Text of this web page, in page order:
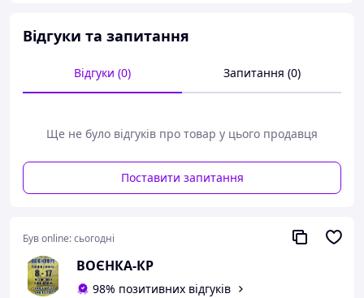
Відгуки та запитання
Відгуки (0) Запитання (0)
Ще не було відгуків про товар у цього продавця
Поставити запитання
Був online:сьогодні
ВОЄНКА-КР
98% позитивних відгуків